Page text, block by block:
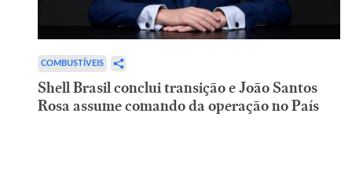
COMBUSTÍVEIS
Shell Brasil conclui transição e João Santos
Rosa assume comando da operação no País